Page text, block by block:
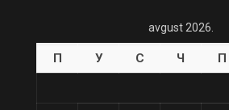
avgust 2026.
П У С Ч П